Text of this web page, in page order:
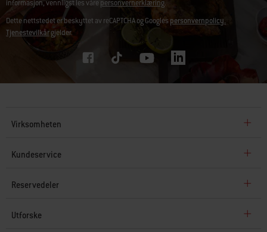
informasjon, vennligst les vårepersonvernerklæring.
Dette nettstedet er beskyttet av reCAPTCHA og Googlespersonvernpolicy.
Tjenestevilkårgjelder.
Virksomheten
Kundeservice
Reservedeler
Utforske